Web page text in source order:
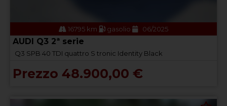
16795 km gasolio 06/2025
AUDI Q3 2ª serie
Q3 SPB 40 TDI quattro S tronic Identity Black
Prezzo 48.900,00 €